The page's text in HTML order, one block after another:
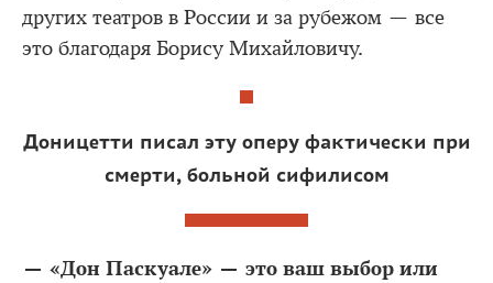
других театров в России и за рубежом — все
это благодаря Борису Михайловичу.
Доницетти писал эту оперу фактически при
смерти, больной сифилисом
— «Дон Паскуале» — это ваш выбор или